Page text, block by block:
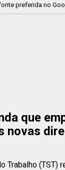
preferida no
que
novas
Trabalho